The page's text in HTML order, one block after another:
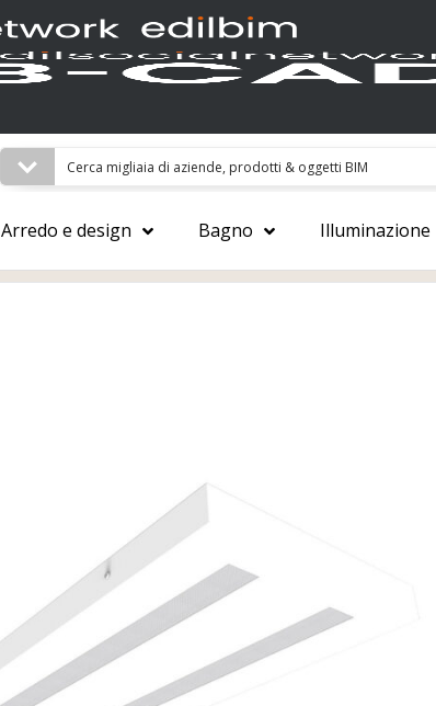
Arredo e design Bagno Illuminazione